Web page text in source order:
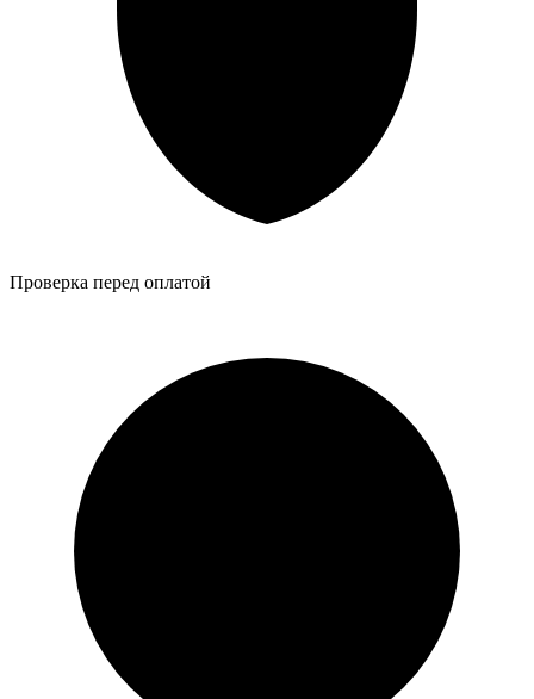
Проверка перед оплатой